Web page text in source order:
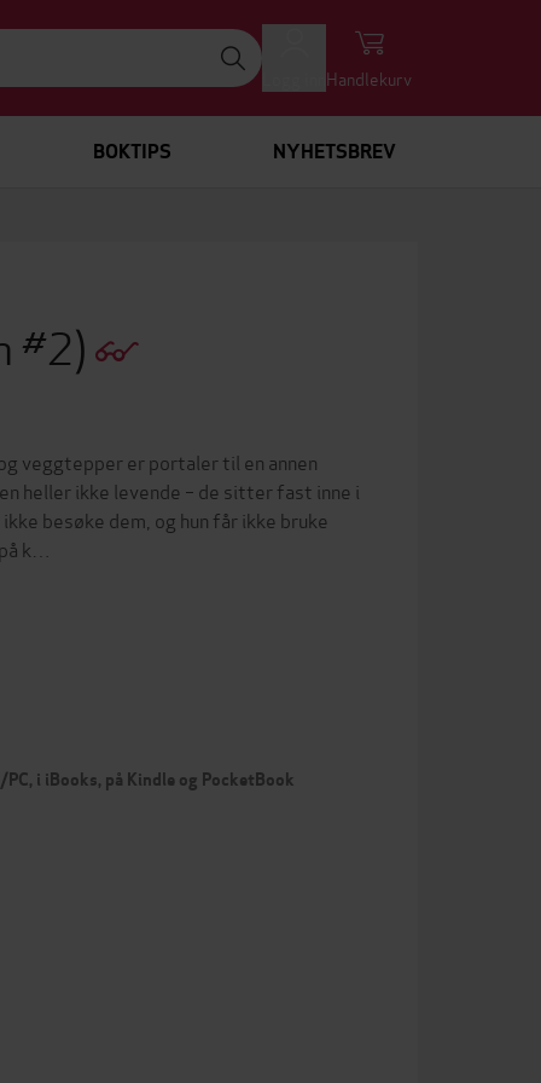
Handlekurv
BOKTIPS NYHETSBREV
#2)
veggtepper er portaler til en annen
heller ikke levende – de sitter fast inne i
besøke dem, og hun får ikke bruke
k…
i iBooks, på Kindle og PocketBook